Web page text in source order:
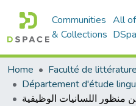
Communities
& Collections
All of
Home